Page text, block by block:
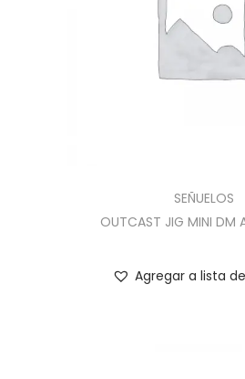
SEÑUELOS
OUTCAST JIG MINI DM
Agregar a lista